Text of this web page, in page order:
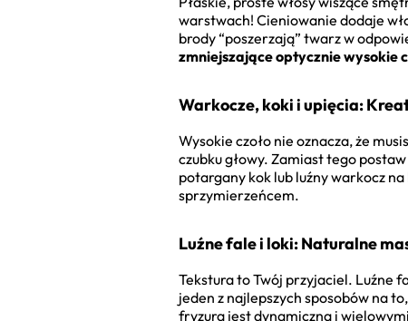
warstwach! Cieniowanie dodaje
brody “poszerzają” twarz w
zmniejszające optycznie wysokie
Warkocze, koki i upięcia:
Wysokie czoło nie oznacza, że
czubku głowy. Zamiast tego
potargany kok lub luźny warkocz
sprzymierzeńcem.
Luźne fale i loki: Naturalne
Tekstura to Twój przyjaciel. Luźne
jeden z najlepszych sposobów na to,
fryzura jest dynamiczna i